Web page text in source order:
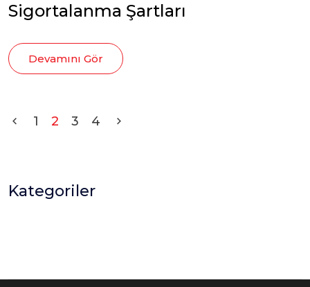
Sigortalanma Şartları
Devamını Gör
1 2 3 4
Kategoriler